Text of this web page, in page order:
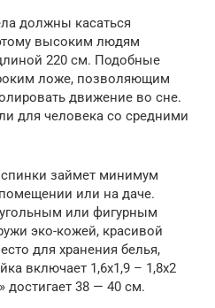
должны касаться
высоким людям
220 см. Подобные
ложе, позволяющим
движение во сне.
для человека со средними
спинки займет минимум
или на даче.
или фигурным
эко-кожей, красивой
для хранения белья,
включает 1,6х1,9 – 1,8х2
38 — 40 см.